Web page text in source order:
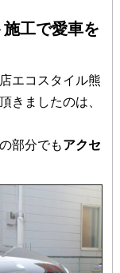
工で愛車を
エコスタイル熊
きましたのは、
部分でもアクセ